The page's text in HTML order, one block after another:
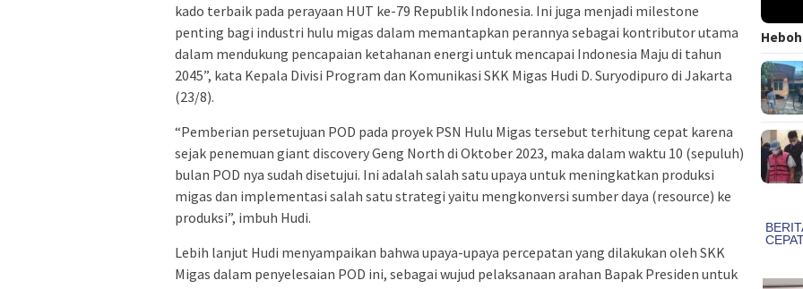
kado terbaik pada perayaan HUT ke-79 Republik Indonesia. Ini juga menjadi milestone
penting bagi industri hulu migas dalam memantapkan perannya sebagai kontributor utama
dalam mendukung pencapaian ketahanan energi untuk mencapai Indonesia Maju di tahun
2045”, kata Kepala Divisi Program dan Komunikasi SKK Migas Hudi D. Suryodipuro di Jakarta
(23/8).
“Pemberian persetujuan POD pada proyek PSN Hulu Migas tersebut terhitung cepat karena
sejak penemuan giant discovery Geng North di Oktober 2023, maka dalam waktu 10 (sepuluh)
bulan POD nya sudah disetujui. Ini adalah salah satu upaya untuk meningkatkan produksi
migas dan implementasi salah satu strategi yaitu mengkonversi sumber daya (resource) ke
produksi”, imbuh Hudi.
Lebih lanjut Hudi menyampaikan bahwa upaya-upaya percepatan yang dilakukan oleh SKK
Migas dalam penyelesaian POD ini, sebagai wujud pelaksanaan arahan Bapak Presiden untuk